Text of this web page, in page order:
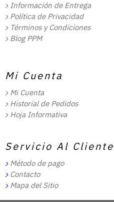
Información de Entrega
Política de Privacidad
Términos y Condiciones
Blog PPM
Mi Cuenta
Mi Cuenta
Historial de Pedidos
Hoja Informativa
Servicio Al Cliente
Método de pago
Contacto
Mapa del Sitio